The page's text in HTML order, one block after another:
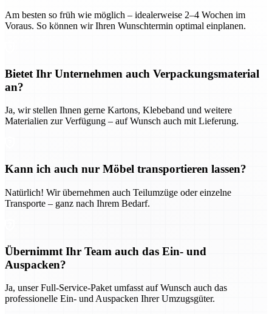
Am besten so früh wie möglich – idealerweise 2–4 Wochen im
Voraus. So können wir Ihren Wunschtermin optimal einplanen.
Bietet Ihr Unternehmen auch Verpackungsmaterial
an?
Ja, wir stellen Ihnen gerne Kartons, Klebeband und weitere
Materialien zur Verfügung – auf Wunsch auch mit Lieferung.
Kann ich auch nur Möbel transportieren lassen?
Natürlich! Wir übernehmen auch Teilumzüge oder einzelne
Transporte – ganz nach Ihrem Bedarf.
Übernimmt Ihr Team auch das Ein- und
Auspacken?
Ja, unser Full-Service-Paket umfasst auf Wunsch auch das
professionelle Ein- und Auspacken Ihrer Umzugsgüter.